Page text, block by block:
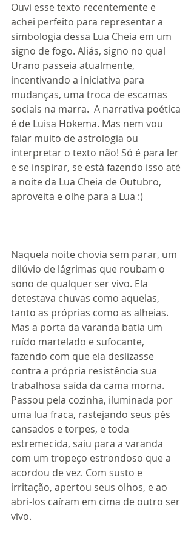
Ouvi esse texto recentemente e
achei perfeito para representar a
simbologia dessa Lua Cheia em um
signo de fogo. Aliás, signo no qual
Urano passeia atualmente,
incentivando a iniciativa para
mudanças, uma troca de escamas
sociais na marra.  A narrativa poética
é de Luisa Hokema. Mas nem vou
falar muito de astrologia ou
interpretar o texto não! Só é para ler
e se inspirar, se está fazendo isso até
a noite da Lua Cheia de Outubro,
aproveita e olhe para a Lua :)
Naquela noite chovia sem parar, um
dilúvio de lágrimas que roubam o
sono de qualquer ser vivo. Ela
detestava chuvas como aquelas,
tanto as próprias como as alheias.
Mas a porta da varanda batia um
ruído martelado e sufocante,
fazendo com que ela deslizasse
contra a própria resistência sua
trabalhosa saída da cama morna.
Passou pela cozinha, iluminada por
uma lua fraca, rastejando seus pés
cansados e torpes, e toda
estremecida, saiu para a varanda
com um tropeço estrondoso que a
acordou de vez. Com susto e
irritação, apertou seus olhos, e ao
abri-los caíram em cima de outro ser
vivo.